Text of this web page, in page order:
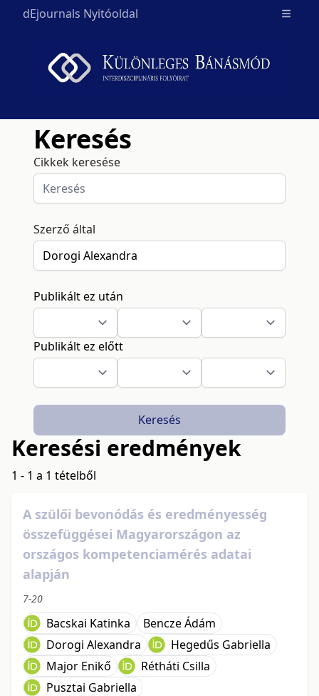
dEjournals Nyitóoldal Open
Keresés
Cikkek keresése
Szerző által
Publikált ez után
Publikált ez előtt
Keresés
Keresési eredmények
1 - 1 a 1 tételből
A szülői bevonódás és eredményesség
összefüggései Magyarországon az
országos kompetenciamérés adatai
alapján
7-20
Bacskai Katinka
Bencze Ádám
Dorogi Alexandra
Hegedűs Gabriella
Major Enikő
Rétháti Csilla
Pusztai Gabriella